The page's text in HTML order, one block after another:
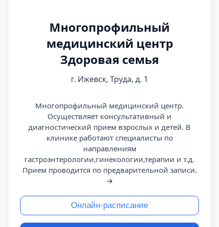
Многопрофильный
медицинский центр
Здоровая семья
г. Ижевск, Труда, д. 1
Многопрофильный медицинский центр.
Осуществляет консультативный и
диагностический прием взрослых и детей. В
клинике работают специалисты по
направлениям
гастроэнтерологии,гинекологии,терапии и т.д.
Прием проводится по предварительной записи.
→
Онлайн-расписание